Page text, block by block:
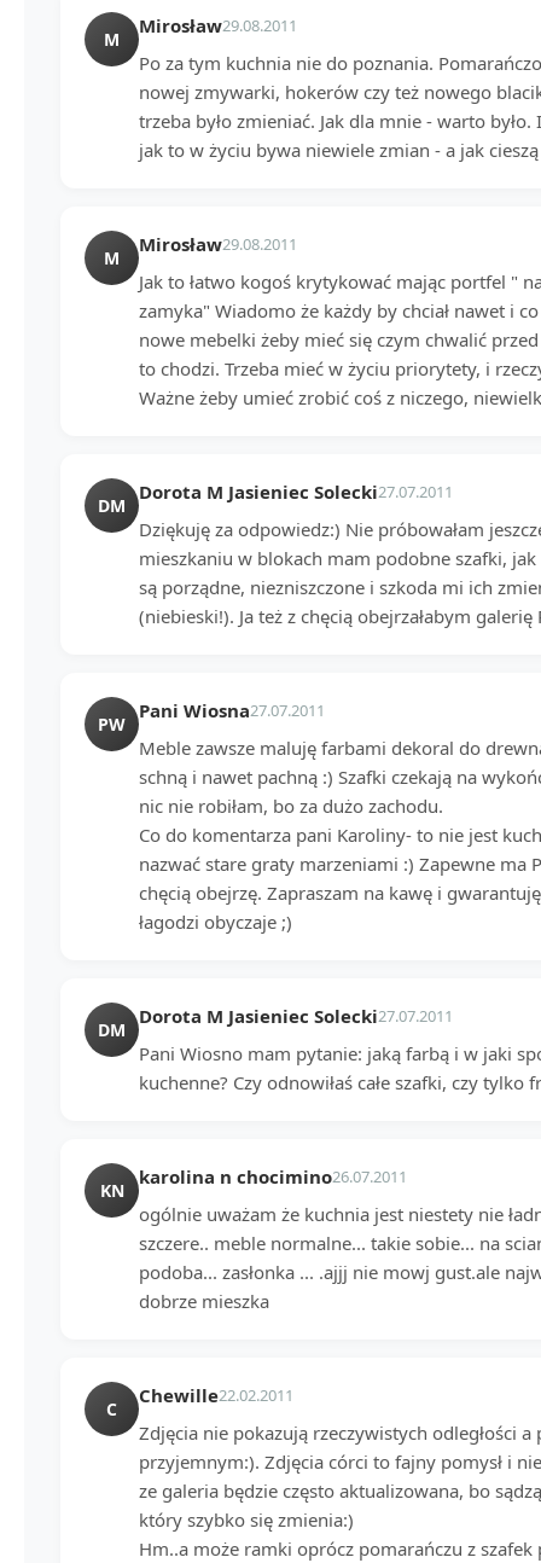
M
Mirosław29.08.2011
Po za tym kuchnia nie do poznania.
nowej zmywarki, hokerów czy też nowego
trzeba było zmieniać. Jak dla mnie - warto
jak to w życiu bywa niewiele zmian - a jak
M
Mirosław29.08.2011
Jak to łatwo kogoś krytykować mając portfel "
zamyka" Wiadomo że każdy by chciał nawet i
nowe mebelki żeby mieć się czym chwalić
to chodzi. Trzeba mieć w życiu priorytety, i
Ważne żeby umieć zrobić coś z niczego,
DM
Dorota M Jasieniec Solecki27.07.2011
Dziękuję za odpowiedz:) Nie próbowałam
mieszkaniu w blokach mam podobne szafki,
są porządne, niezniszczone i szkoda mi ich
(niebieski!). Ja też z chęcią obejrzałabym
PW
Pani Wiosna27.07.2011
Meble zawsze maluję farbami dekoral do
schną i nawet pachną :) Szafki czekają na
nic nie robiłam, bo za dużo zachodu.
Co do komentarza pani Karoliny- to nie jest
nazwać stare graty marzeniami :) Zapewne ma
chęcią obejrzę. Zapraszam na kawę i
łagodzi obyczaje ;)
DM
Dorota M Jasieniec Solecki27.07.2011
Pani Wiosno mam pytanie: jaką farbą i w jaki
kuchenne? Czy odnowiłaś całe szafki, czy tylko
KN
karolina n chocimino26.07.2011
ogólnie uważam że kuchnia jest niestety nie
szczere.. meble normalne... takie sobie... na
podoba... zasłonka ... .ajjj nie mowj gust.ale
dobrze mieszka
C
Chewille22.02.2011
Zdjęcia nie pokazują rzeczywistych odległości
przyjemnym:). Zdjęcia córci to fajny pomysł i
ze galeria będzie często aktualizowana, bo
który szybko się zmienia:)
Hm..a może ramki oprócz pomarańczu z